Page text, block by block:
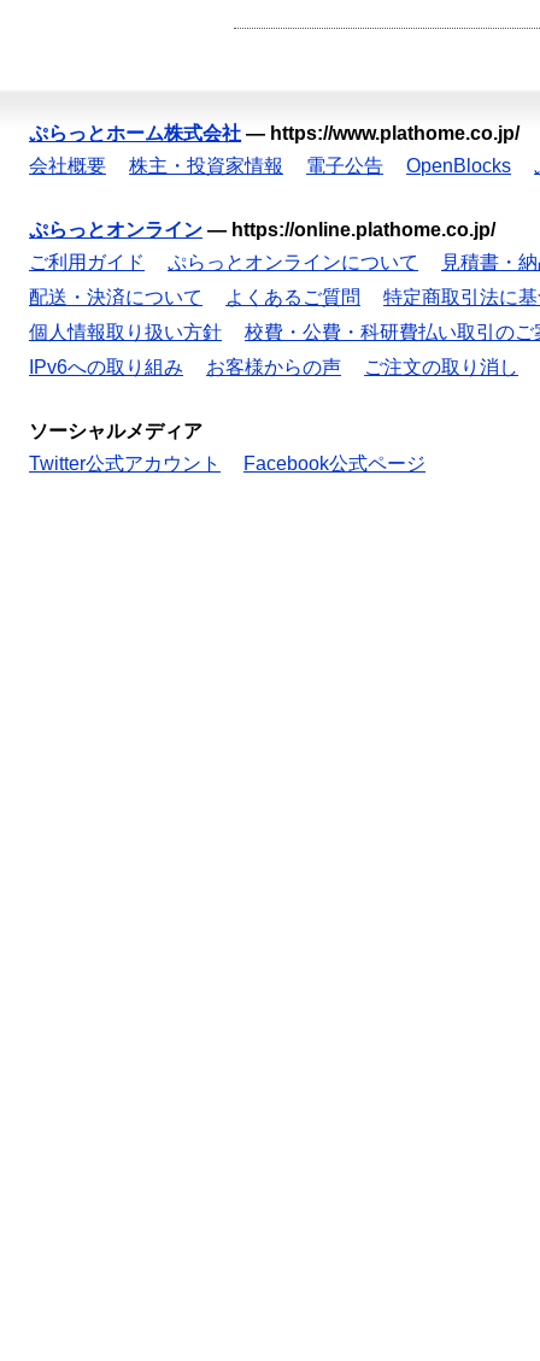
ぷらっとホーム株式会社 — https://www.plathome.co.jp/
会社概要
株主・投資家情報 電子公告 OpenBlocks
ぷらっとオンライン — https://online.plathome.co.jp/
ご利用ガイド
ぷらっとオンラインについて
見積書・
配送・決済について
よくあるご質問
特定商取引法に
個人情報取り扱い方針
校費・公費・科研費払い取引のご
IPv6への取り組み
お客様からの声 ご注文の取り消し
ソーシャルメディア
Twitter公式アカウント
Facebook公式ページ